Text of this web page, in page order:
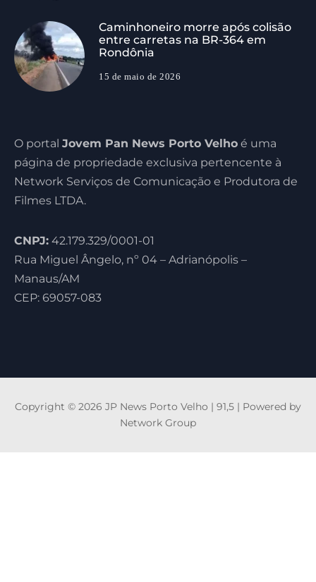
Caminhoneiro morre após colisão
entre carretas na BR-364 em
Rondônia
15 de maio de 2026
O portal Jovem Pan News Porto Velho é uma
página de propriedade exclusiva pertencente à
Network Serviços de Comunicação e Produtora de
Filmes LTDA.
CNPJ: 42.179.329/0001-01
Rua Miguel Ângelo, nº 04 – Adrianópolis –
Manaus/AM
CEP: 69057-083
Copyright © 2026 JP News Porto Velho | 91,5 | Powered by
Network Group